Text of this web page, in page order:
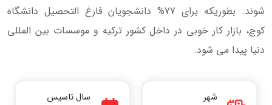
شوند. بطوریکه برای 77% دانشجویان فارغ التحصیل دانشگاه
کوچ، بازار کار خوبی در داخل کشور ترکیه و موسسات بین المللی
دنیا پیدا می شود.
شهر
سال تاسیس